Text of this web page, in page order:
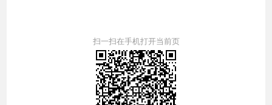
扫一扫在手机打开当前页